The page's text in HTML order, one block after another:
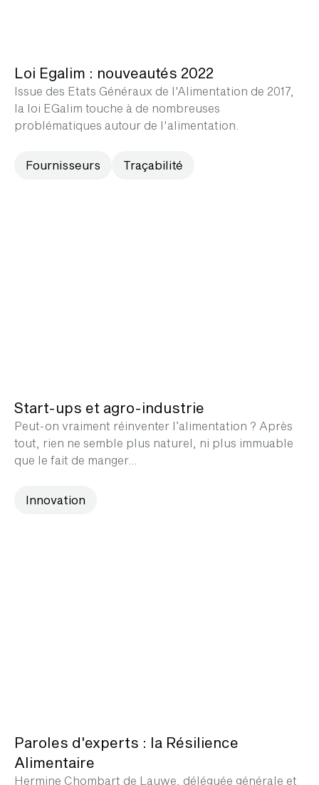
Loi Egalim : nouveautés 2022
Issue des Etats Généraux de l'Alimentation de 2017,
la loi EGalim touche à de nombreuses
problématiques autour de l'alimentation.
Fournisseurs Traçabilité
Start-ups et agro-industrie
Peut-on vraiment réinventer l’alimentation ? Après
tout, rien ne semble plus naturel, ni plus immuable
que le fait de manger…
Innovation
Paroles d'experts : la Résilience
Alimentaire
Hermine Chombart de Lauwe, déléguée générale et